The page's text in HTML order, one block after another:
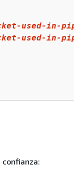
used-in-
used-in-